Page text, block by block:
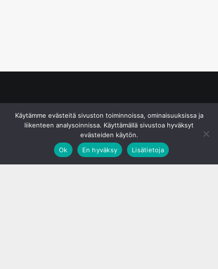
Käytämme evästeitä sivuston toiminnoissa, ominaisuuksissa ja
liikenteen analysoinnissa. Käyttämällä sivustoa hyväksyt
evästeiden käytön.
Ok
En hyväksy Lisätietoja